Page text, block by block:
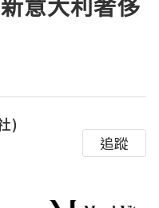
)
追蹤